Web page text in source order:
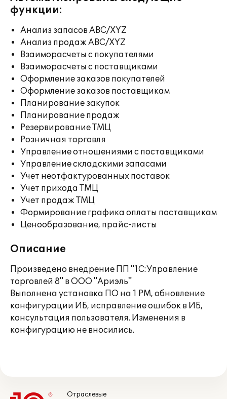
функции:
Анализ запасов ABC/XYZ
Анализ продаж ABC/XYZ
Взаиморасчеты с покупателями
Взаиморасчеты с поставщиками
Оформление заказов покупателей
Оформление заказов поставщикам
Планирование закупок
Планирование продаж
Резервирование ТМЦ
Розничная торговля
Управление отношениями с поставщиками
Управление складскими запасами
Учет неотфактурованных поставок
Учет прихода ТМЦ
Учет продаж ТМЦ
Формирование графика оплаты поставщикам
Ценообразование, прайс-листы
Описание
Произведено внедрение ПП "1С:Управление
торговлей 8" в ООО "Ариэль"
Выполнена установка ПО на 1 РМ, обновление
конфигурации ИБ, исправление ошибок в ИБ,
консультация пользователя. Изменения в
конфигурацию не вносились.
Отраслевые